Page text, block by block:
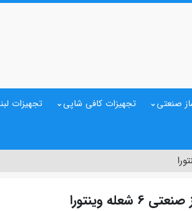
صنعتی تجهیزات کافی شاپی تجهیزات
شعله وینتورا